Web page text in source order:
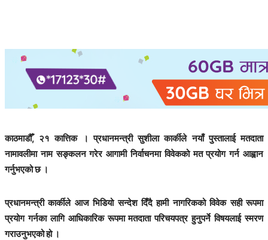
काठमाडौँ, २१ कात्तिक । प्रधानमन्त्री सुशीला कार्कीले नयाँ पुस्तालाई मतदाता
नामावलीमा नाम सङ्कलन गरेर आगामी निर्वाचनमा विवेकको मत प्रयोग गर्न आह्वान
गर्नुभएको छ ।
प्रधानमन्त्री कार्कीले आज भिडियो सन्देश दिँदै हामी नागरिकको विवेक सही रूपमा
प्रयोग गर्नका लागि आधिकारिक रूपमा मतदाता परिचयपत्र हुनुपर्ने विषयलाई स्मरण
गराउनुभएको हो ।